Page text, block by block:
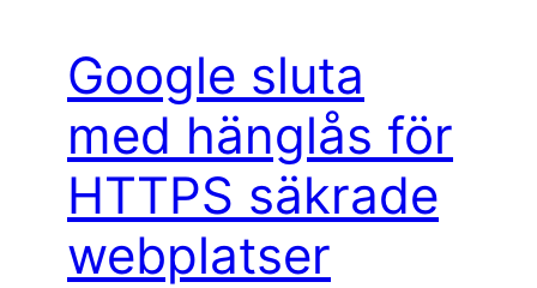
Google sluta
med hänglås för
HTTPS säkrade
webplatser